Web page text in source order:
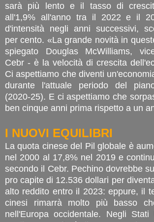
sarà più lento e il tasso di
all'1,9% all'anno tra il 2022 e il
d'intensità negli anni successivi,
per cento. «La grande novità in
spiegato Douglas McWilliams,
Cebr - è la velocità di crescita
Ci aspettiamo che diventi
durante l'attuale periodo del
(2020-25). E ci aspettiamo che
ben cinque anni prima rispetto a un
I NUOVI EQUILIBRI
La quota cinese del Pil globale è
nel 2000 al 17,8% nel 2019 e
secondo il Cebr. Pechino dovrebbe
pro capite di 12.536 dollari per
alto reddito entro il 2023: eppure, il
cinesi rimarrà molto più basso
nell'Europa occidentale. Negli